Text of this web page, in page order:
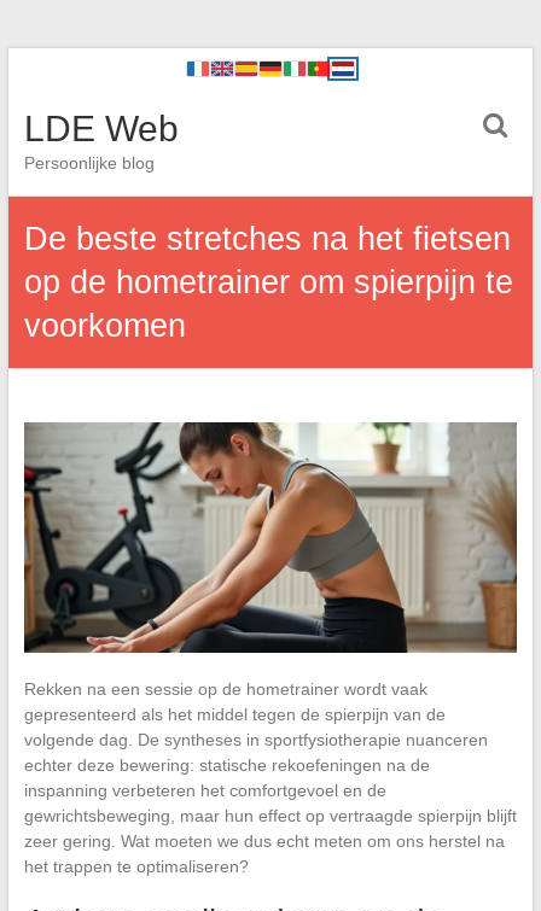
LDE Web
Persoonlijke blog
De beste stretches na het fietsen
op de hometrainer om spierpijn te
voorkomen
Rekken na een sessie op de hometrainer wordt vaak
gepresenteerd als het middel tegen de spierpijn van de
volgende dag. De syntheses in sportfysiotherapie nuanceren
echter deze bewering: statische rekoefeningen na de
inspanning verbeteren het comfortgevoel en de
gewrichtsbeweging, maar hun effect op vertraagde spierpijn blijft
zeer gering. Wat moeten we dus echt meten om ons herstel na
het trappen te optimaliseren?